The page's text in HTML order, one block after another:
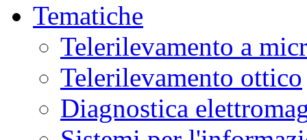
Tematiche
Telerilevamento a
Telerilevamento ottico
Diagnostica